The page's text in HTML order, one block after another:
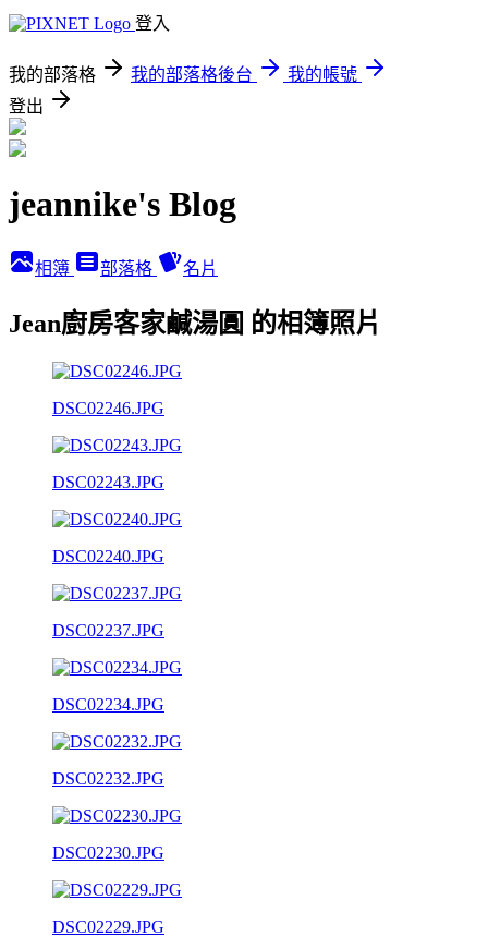
登入
我的部落格 我的部落格後台
我的帳號
登出
jeannike's Blog
相簿 部落格 名片
Jean廚房客家鹹湯圓 的相簿照片
DSC02246.JPG
DSC02243.JPG
DSC02240.JPG
DSC02237.JPG
DSC02234.JPG
DSC02232.JPG
DSC02230.JPG
DSC02229.JPG